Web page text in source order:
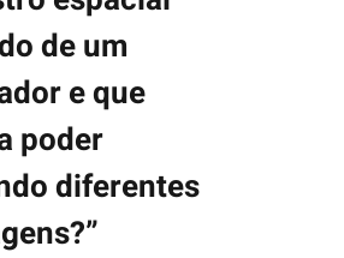
de um
e que
poder
diferentes